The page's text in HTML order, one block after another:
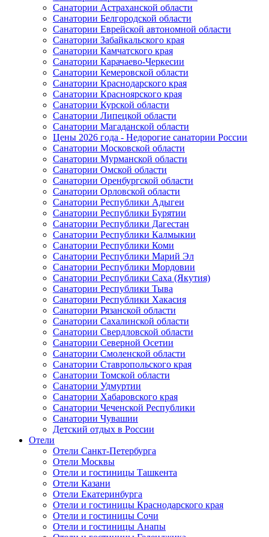
Санатории Астраханской области
Санатории Белгородской области
Санатории Еврейской автономной области
Санатории Забайкальского края
Санатории Камчатского края
Санатории Карачаево-Черкесии
Санатории Кемеровской области
Санатории Краснодарского края
Санатории Красноярского края
Санатории Курской области
Санатории Липецкой области
Санатории Магаданской области
Цены 2026 года - Недорогие санатории России
Санатории Московской области
Санатории Мурманской области
Санатории Омской области
Санатории Оренбургской области
Санатории Орловской области
Санатории Республики Адыгеи
Санатории Республики Бурятии
Санатории Республики Дагестан
Санатории Республики Калмыкии
Санатории Республики Коми
Санатории Республики Марий Эл
Санатории Республики Мордовии
Санатории Республики Саха (Якутия)
Санатории Республики Тыва
Санатории Республики Хакасия
Санатории Рязанской области
Санатории Сахалинской области
Санатории Свердловской области
Санатории Северной Осетии
Санатории Смоленской области
Санатории Ставропольского края
Санатории Томской области
Санатории Удмуртии
Санатории Хабаровского края
Санатории Чеченской Республики
Санатории Чувашии
Детский отдых в России
Отели
Отели Санкт-Петербурга
Отели Москвы
Отели и гостиницы Ташкента
Отели Казани
Отели Екатеринбурга
Отели и гостиницы Краснодарского края
Отели и гостиницы Сочи
Отели и гостиницы Анапы